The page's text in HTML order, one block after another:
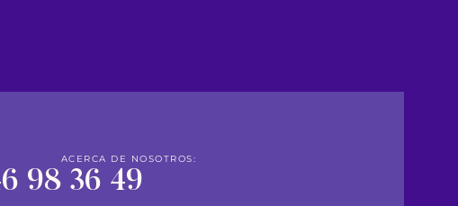
ACERCA DE NOSOTROS:
98 36 49